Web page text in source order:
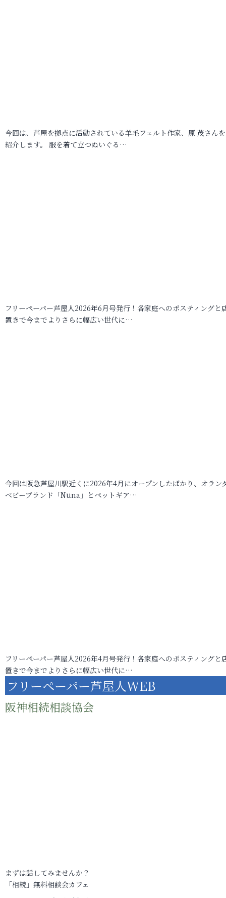
今回は、芦屋を拠点に活動されている羊毛フェルト作家、原 茂さん
紹介します。 服を着て立つぬいぐる…
フリーペーパー芦屋人2026年6月号発行！各家庭へのポスティングと
置きで今までよりさらに幅広い世代に…
今回は阪急芦屋川駅近くに2026年4月にオープンしたばかり、オラン
ベビーブランド「Nuna」とペットギア…
フリーペーパー芦屋人2026年4月号発行！各家庭へのポスティングと
置きで今までよりさらに幅広い世代に…
フリーペーパー芦屋人WEB
阪神相続相談協会
まずは話してみませんか？
「相続」無料相談会カフェ